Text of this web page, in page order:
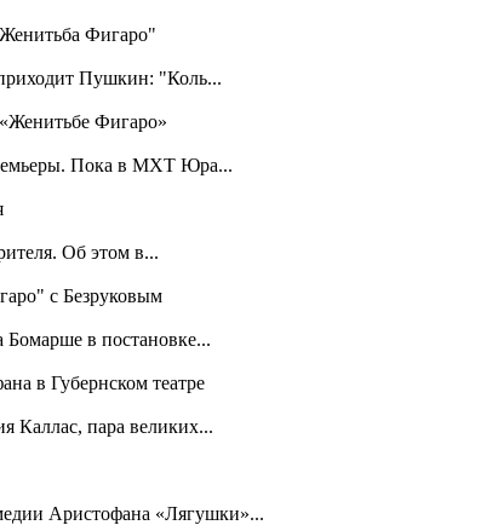
Фигаро"
Пушкин: "Коль...
Фигаро»
Пока в МХТ Юра...
Об этом в...
с Безруковым
в постановке...
в Губернском театре
Каллас, пара великих...
Аристофана «Лягушки»...